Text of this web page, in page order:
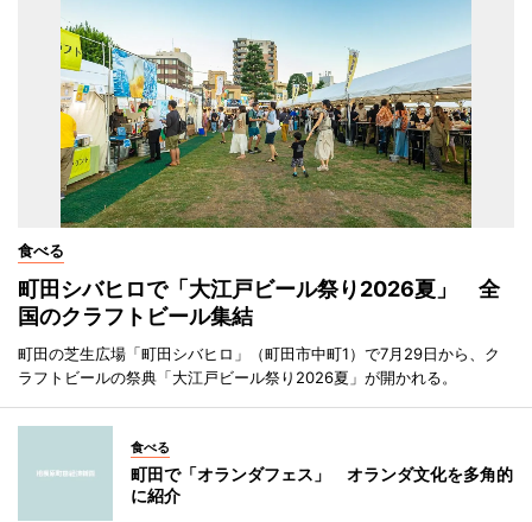
食べる
町田シバヒロで「大江戸ビール祭り2026夏」 全
国のクラフトビール集結
町田の芝生広場「町田シバヒロ」（町田市中町1）で7月29日から、ク
ラフトビールの祭典「大江戸ビール祭り2026夏」が開かれる。
食べる
町田で「オランダフェス」 オランダ文化を多角的
に紹介